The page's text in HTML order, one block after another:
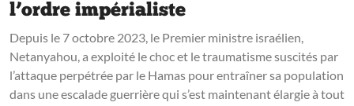
l’ordre impérialiste
Depuis le 7 octobre 2023, le Premier ministre israélien,
Netanyahou, a exploité le choc et le traumatisme suscités par
l’attaque perpétrée par le Hamas pour entraîner sa population
dans une escalade guerrière qui s’est maintenant élargie à tout